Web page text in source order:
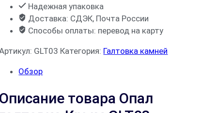
Надежная упаковка
Доставка: СДЭК, Почта России
Способы оплаты: перевод на карту
GLT03 Категория: Галтовка камней
Обзор
товара Опал